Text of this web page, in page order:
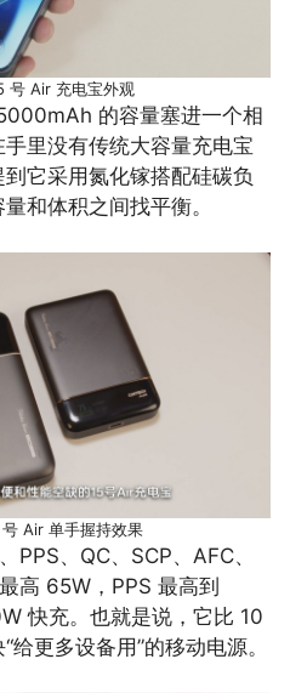
号 Air 充电宝外观
的容量塞进一个相
里没有传统大容量充电宝
它采用氮化镓搭配硅碳负
和体积之间找平衡。
Air 单手握持效果
PPS、QC、SCP、AFC、
高 65W，PPS 最高到
快充。也就是说，它比 10
更多设备用”的移动电源。